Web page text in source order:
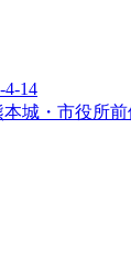
14
城・市役所前